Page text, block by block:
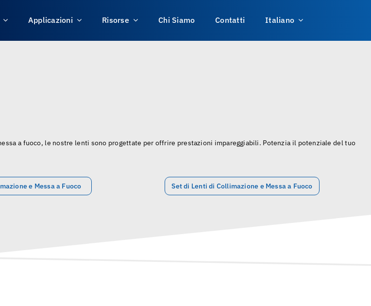
Applicazioni Risorse Chi Siamo Contatti Italiano
a fuoco, le nostre lenti sono progettate per offrire prestazioni impareggiabili. Potenzia il potenziale del tuo
e Messa a Fuoco Set di Lenti di Collimazione e Messa a Fuoco